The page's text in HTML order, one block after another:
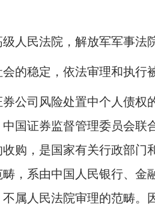
人民法院，解放军军事法
稳定，依法审理和执行
司风险处置中个人债权
国证券监督管理委员会
购，是国家有关行政部
，系由中国人民银行、
属人民法院审理的范畴